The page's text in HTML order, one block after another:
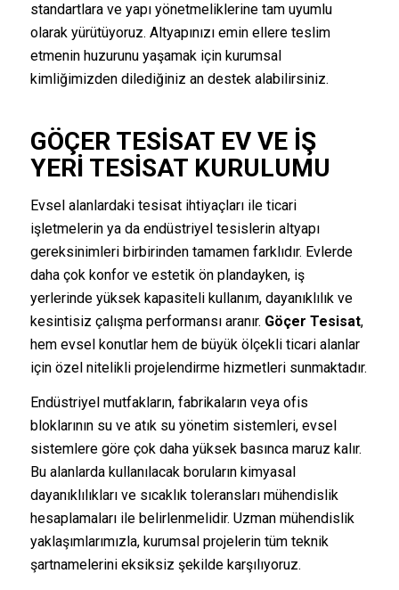
standartlara ve yapı yönetmeliklerine tam uyumlu
olarak yürütüyoruz. Altyapınızı emin ellere teslim
etmenin huzurunu yaşamak için kurumsal
kimliğimizden dilediğiniz an destek alabilirsiniz.
GÖÇER TESISAT EV VE İŞ
YERI TESISAT KURULUMU
Evsel alanlardaki tesisat ihtiyaçları ile ticari
işletmelerin ya da endüstriyel tesislerin altyapı
gereksinimleri birbirinden tamamen farklıdır. Evlerde
daha çok konfor ve estetik ön plandayken, iş
yerlerinde yüksek kapasiteli kullanım, dayanıklılık ve
kesintisiz çalışma performansı aranır. Göçer Tesisat,
hem evsel konutlar hem de büyük ölçekli ticari alanlar
için özel nitelikli projelendirme hizmetleri sunmaktadır.
Endüstriyel mutfakların, fabrikaların veya ofis
bloklarının su ve atık su yönetim sistemleri, evsel
sistemlere göre çok daha yüksek basınca maruz kalır.
Bu alanlarda kullanılacak boruların kimyasal
dayanıklılıkları ve sıcaklık toleransları mühendislik
hesaplamaları ile belirlenmelidir. Uzman mühendislik
yaklaşımlarımızla, kurumsal projelerin tüm teknik
şartnamelerini eksiksiz şekilde karşılıyoruz.